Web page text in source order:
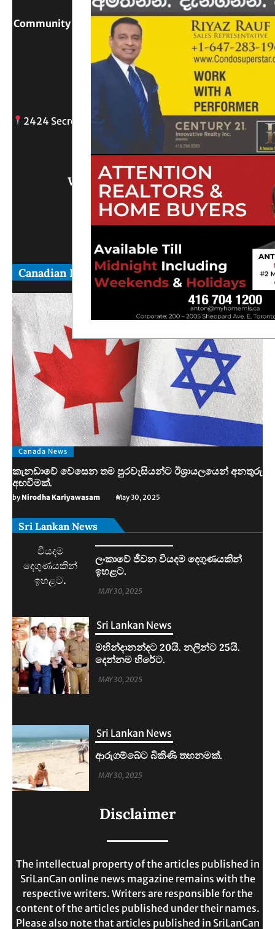
Community Digital Platform Connecting Sri Lanka &
Canada
Reach Out
2424 Secreto drive, Oshawa, ON
Write Us What You Think
Canadian News
Canada News
කැනඩාවේ වෙසෙන තම පුරවැසියන්ට ඊශ්‍රායලයෙන් අනතුරු
අඟවීමක්.
byNirodha Kariyawasam May 30, 2025
Sri Lankan News
Sri Lankan News
දෙන්නම හිරේට.
Sri Lankan News
Sri Lankan News
ඉහළට.
Disclaimer
The intellectual property of the articles published in
SriLanCan online news magazine remains with the
respective writers. Writers are responsible for the
content of the articles published under their names.
Please also note that articles published in SriLanCan